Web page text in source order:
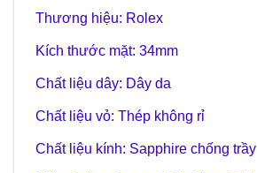
Thương hiệu: Rolex
Kích thước mặt: 34mm
Chất liệu dây: Dây da
Chất liệu vỏ: Thép không rỉ
Chất liệu kính: Sapphire chống trầy